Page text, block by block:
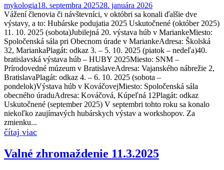
mykologia18. septembra 202528. januára 2026
Vážení členovia či návštevníci, v októbri sa konali ďalšie dve
výstavy, a to: Hubárske podujatia 2025 Uskutočnené (október 2025)
11. 10. 2025 (sobota)Jubilejná 20. výstava húb v MariankeMiesto:
Spoločenská sála pri Obecnom úrade v MariankeAdresa: Školská
32, MariankaPlagát: odkaz 3. – 5. 10. 2025 (piatok – nedeľa)40.
bratislavská výstava húb – HUBY 2025Miesto: SNM –
Prírodovedné múzeum v BratislaveAdresa: Vajanského nábrežie 2,
BratislavaPlagát: odkaz 4. – 6. 10. 2025 (sobota –
pondelok)Výstava húb v KováčovejMiesto: Spoločenská sála
obecného úraduAdresa: Kováčová, Kúpeľná 12Plagát: odkaz
Uskutočnené (september 2025) V septembri tohto roku sa konalo
niekoľko zaujímavých hubárskych výstav a workshopov. Za
zmienku...
Valné zhromaždenie 11.3.2025